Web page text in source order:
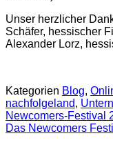
Unser herzlicher
Schäfer, hessischer
Alexander Lorz,
Kategorien Blog,
nachfolgeland,
Newcomers-Festival
Das Newcomers